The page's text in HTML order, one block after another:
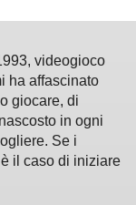
videogioco
ha affascinato
giocare, di
in ogni
Se i
il caso di iniziare